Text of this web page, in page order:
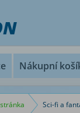
Nákupní
Sci-fi a